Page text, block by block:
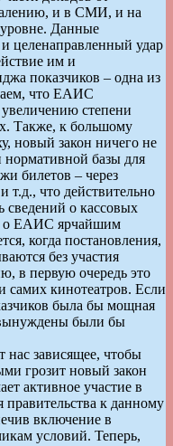
и в СМИ, и на
Данные
целенаправленный удар
им и
показчиков – одна из
что ЕАИС
увеличению степени
Также, к большому
новый закон ничего не
нормативной базы для
билетов – через
т.д., что действительно
сведений о кассовых
о ЕАИС ярчайшим
когда постановления,
без участия
в первую очередь это
самих кинотеатров. Если
была бы мощная
были бы
зависящее, чтобы
грозит новый закон
активное участие в
к данному
включение в
условий. Теперь,